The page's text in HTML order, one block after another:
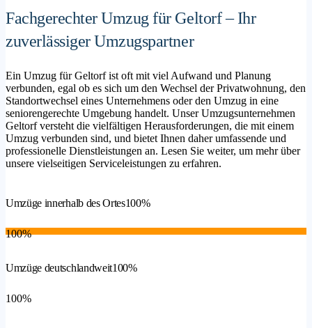
Fachgerechter Umzug für Geltorf – Ihr
zuverlässiger Umzugspartner
Ein Umzug für Geltorf ist oft mit viel Aufwand und Planung
verbunden, egal ob es sich um den Wechsel der Privatwohnung, den
Standortwechsel eines Unternehmens oder den Umzug in eine
seniorengerechte Umgebung handelt. Unser Umzugsunternehmen
Geltorf versteht die vielfältigen Herausforderungen, die mit einem
Umzug verbunden sind, und bietet Ihnen daher umfassende und
professionelle Dienstleistungen an. Lesen Sie weiter, um mehr über
unsere vielseitigen Serviceleistungen zu erfahren.
Umzüge innerhalb des Ortes100%
100%
Umzüge deutschlandweit100%
100%